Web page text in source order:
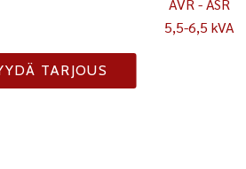
5,5-6,5 kVA
TARJOUS